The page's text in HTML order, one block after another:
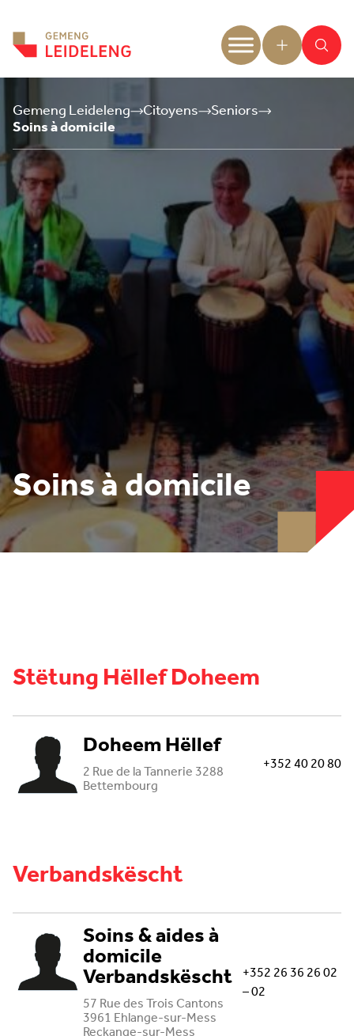
Gemeng Leideleng Citoyens Seniors
Soins à domicile
Soins à domicile
Stëtung Hëllef Doheem
Doheem Hëllef
2 Rue de la Tannerie 3288
Bettembourg
+352 40 20 80
Verbandskëscht
Soins & aides à
domicile
Verbandskëscht
57 Rue des Trois Cantons
3961 Ehlange-sur-Mess
+352 26 36 26 02
– 02